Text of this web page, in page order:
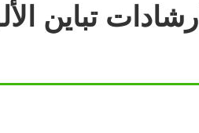
إرشادات تباين